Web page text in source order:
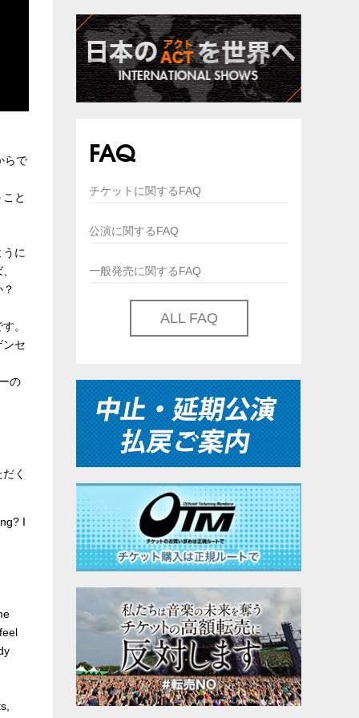
らで
と
に
？
。
ンセ
の
く
I
FAQ
チケットに関するFAQ
公演に関するFAQ
一般発売に関するFAQ
ALL FAQ